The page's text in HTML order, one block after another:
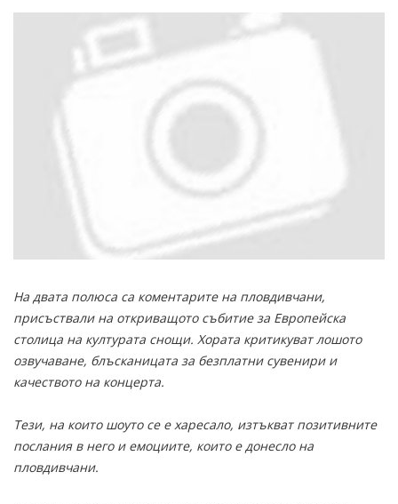
На двата полюса са коментарите на пловдивчани,
присъствали на откриващото събитие за Европейска
столица на културата снощи. Хората критикуват лошото
озвучаване, блъсканицата за безплатни сувенири и
качеството на концерта.
Тези, на които шоуто се е харесало, изтъкват позитивните
послания в него и емоциите, които е донесло на
пловдивчани.